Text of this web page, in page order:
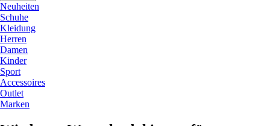
Neuheiten
Schuhe
Kleidung
Herren
Damen
Kinder
Sport
Accessoires
Outlet
Marken